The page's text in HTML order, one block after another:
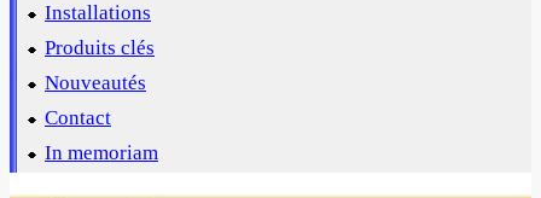
Installations
Produits clés
Nouveautés
Contact
In memoriam